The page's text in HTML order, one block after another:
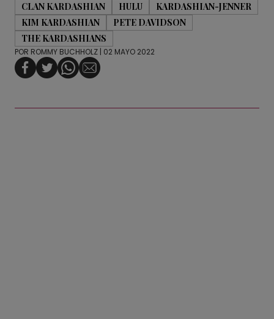
CLAN KARDASHIAN HULU
KARDASHIAN-JENNER
KIM KARDASHIAN
PETE DAVIDSON
THE KARDASHIANS
POR ROMMY BUCHHOLZ | 02 MAYO 2022